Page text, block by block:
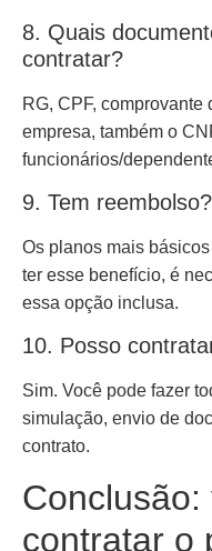
8. Quais
contratar?
RG, CPF, comprovante
empresa, também o
funcionários/
9. Tem reembolso?
Os planos mais
ter esse benefício, é
essa opção inclusa.
10. Posso
Sim. Você pode fazer
simulação, envio de
contrato.
contratar o